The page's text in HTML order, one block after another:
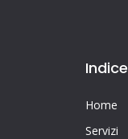
Indice
Home
Servizi